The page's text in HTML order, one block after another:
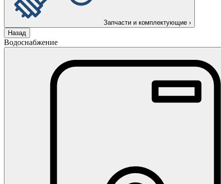
Запчасти и комплектующие ›
Назад
Водоснабжение